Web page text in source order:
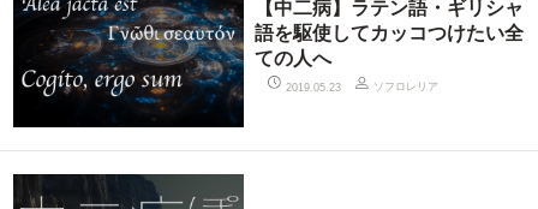
【中二病】ラテン語・ギリシャ
語を駆使してカッコつけたい全
ての人へ
2019.05.23 ソフロレリア